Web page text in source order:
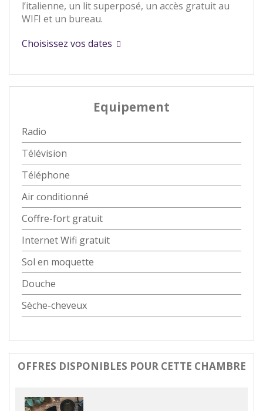
l’italienne, un lit superposé, un accès gratuit au
WIFI et un bureau.
Choisissez vos dates
Equipement
Radio
Télévision
Téléphone
Air conditionné
Coffre-fort gratuit
Internet Wifi gratuit
Sol en moquette
Douche
Sèche-cheveux
OFFRES DISPONIBLES POUR CETTE CHAMBRE